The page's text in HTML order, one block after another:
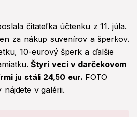
čitateľka účtenku z 11. júla.
za nákup suvenírov a šperkov.
10-eurový šperk a ďalšie
Štyri veci v darčekovom
ju stáli 24,50 eur. FOTO
v galérii.